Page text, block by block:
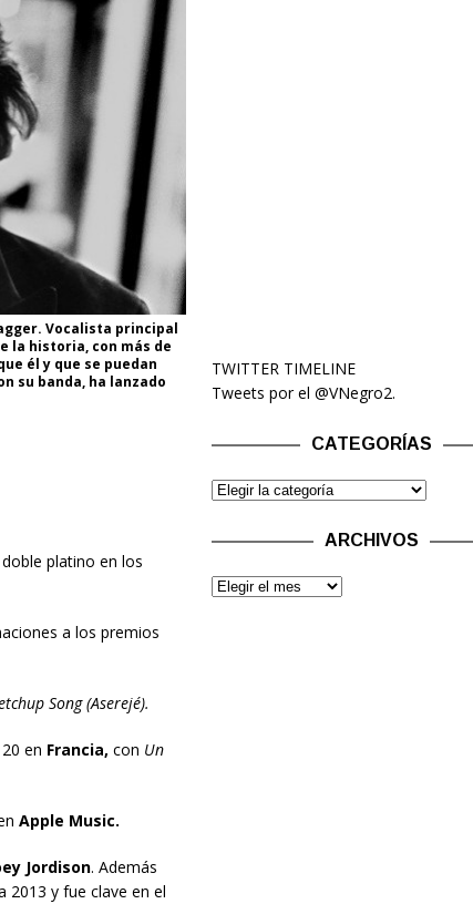
Vocalista principal
la historia, con más de
él y que se puedan
su banda, ha lanzado
platino en los
a los premios
Song (Aserejé).
en Francia, con Un
Apple Music.
Jordison. Además
2013 y fue clave en el
TWITTER TIMELINE
Tweets por el @VNegro2.
CATEGORÍAS
ARCHIVOS